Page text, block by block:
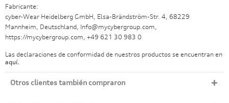
Fabricante:
cyber-Wear Heidelberg GmbH, Elsa-Brändström-Str. 4, 68229
Mannheim, Deutschland, Info@mycybergroup.com,
https://mycybergroup.com, +49 621 30 983 0
Las declaraciones de conformidad de nuestros productos se encuentran en
aquí.
Otros clientes también compraron